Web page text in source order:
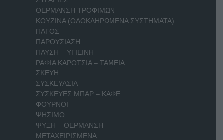
ΘΕΡΜΑΝΣΗ ΤΡΟΦΙΜΩΝ
ΚΟΥΖΙΝΑ (ΟΛΟΚΛΗΡΩΜΕΝΑ ΣΥΣΤΗΜΑΤΑ)
ΠΑΓΟΣ
ΠΑΡΟΥΣΙΑΣΗ
ΠΛΥΣΗ – ΥΓΙΕΙΝΗ
ΡΑΦΙΑ ΚΑΡΟΤΣΙΑ – ΤΑΜΕΙΑ
ΣΚΕΥΗ
ΣΥΣΚΕΥΑΣΙΑ
ΣΥΣΚΕΥΕΣ ΜΠΑΡ – ΚΑΦΕ
ΦΟΥΡΝΟΙ
ΨΗΣΙΜΟ
ΨΥΞΗ – ΘΕΡΜΑΝΣΗ
ΜΕΤΑΧΕΙΡΙΣΜΕΝΑ